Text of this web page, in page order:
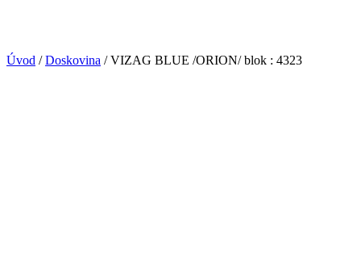
Úvod /Doskovina /VIZAG BLUE /ORION/ blok : 4323